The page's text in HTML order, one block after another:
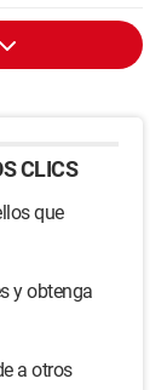
CLICS
que
y obtenga
a otros